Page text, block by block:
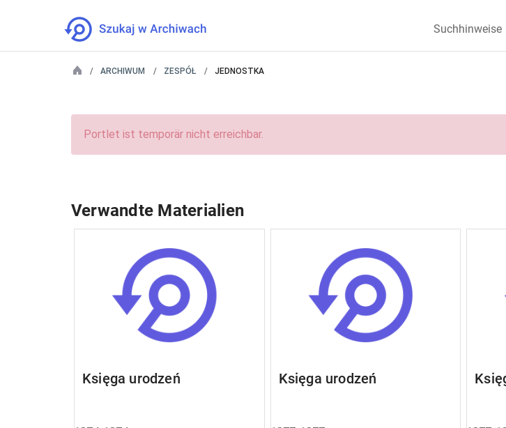
Suchhinweise
ARCHIWUM ZESPÓŁ JEDNOSTKA
Portlet ist temporär nicht erreichbar.
Verwandte Materialien
Księga urodzeń Księga urodzeń